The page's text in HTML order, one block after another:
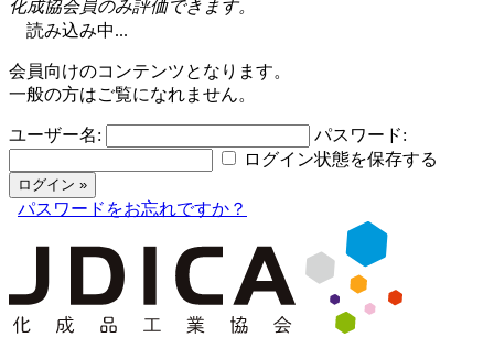
化成協会員のみ評価できます。
読み込み中...
会員向けのコンテンツとなります。
一般の方はご覧になれません。
ユーザー名:
パスワード:
ログイン状態を保存する
パスワードをお忘れですか？